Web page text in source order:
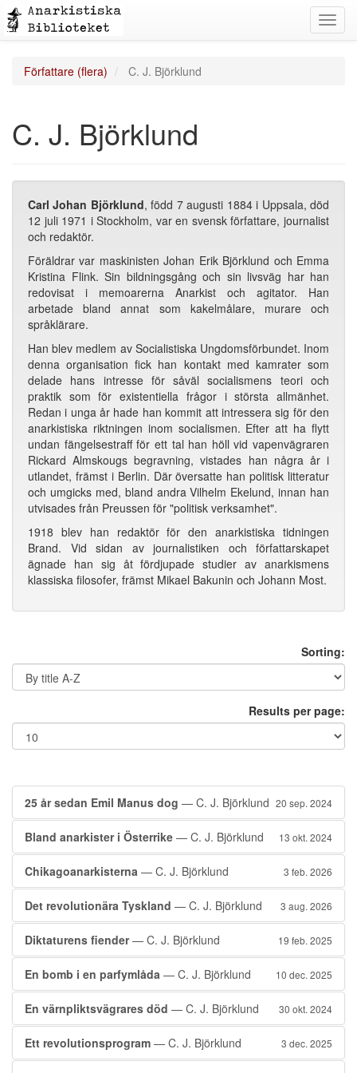
Författare (flera) C. J. Björklund
C. J. Björklund
Carl Johan Björklund, född 7 augusti 1884 i Uppsala, död
12 juli 1971 i Stockholm, var en svensk författare, journalist
och redaktör.
Föräldrar var maskinisten Johan Erik Björklund och Emma
Kristina Flink. Sin bildningsgång och sin livsväg har han
redovisat i memoarerna Anarkist och agitator. Han
arbetade bland annat som kakelmålare, murare och
språklärare.
Han blev medlem av Socialistiska Ungdomsförbundet. Inom
denna organisation fick han kontakt med kamrater som
delade hans intresse för såväl socialismens teori och
praktik som för existentiella frågor i största allmänhet.
Redan i unga år hade han kommit att intressera sig för den
anarkistiska riktningen inom socialismen. Efter att ha flytt
undan fängelsestraff för ett tal han höll vid vapenvägraren
Rickard Almskougs begravning, vistades han några år i
utlandet, främst i Berlin. Där översatte han politisk litteratur
och umgicks med, bland andra Vilhelm Ekelund, innan han
utvisades från Preussen för "politisk verksamhet".
1918 blev han redaktör för den anarkistiska tidningen
Brand. Vid sidan av journalistiken och författarskapet
ägnade han sig åt fördjupade studier av anarkismens
klassiska filosofer, främst Mikael Bakunin och Johann Most.
Sorting:
Results per page:
25 år sedan Emil Manus dog — C. J. Björklund 20 sep. 2024
Bland anarkister i Österrike — C. J. Björklund 13 okt. 2024
Chikagoanarkisterna — C. J. Björklund 3 feb. 2026
Det revolutionära Tyskland — C. J. Björklund 3 aug. 2026
Diktaturens fiender— C. J. Björklund 19 feb. 2025
En bomb i en parfymlåda — C. J. Björklund 10 dec. 2025
En värnpliktsvägrares död — C. J. Björklund 30 okt. 2024
Ett revolutionsprogram — C. J. Björklund 3 dec. 2025